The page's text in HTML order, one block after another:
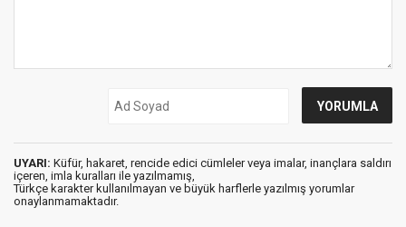
UYARI: Küfür, hakaret, rencide edici cümleler veya imalar, inançlara saldırı
içeren, imla kuralları ile yazılmamış,
Türkçe karakter kullanılmayan ve büyük harflerle yazılmış yorumlar
onaylanmamaktadır.